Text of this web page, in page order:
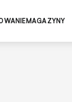
MAGAZYNY